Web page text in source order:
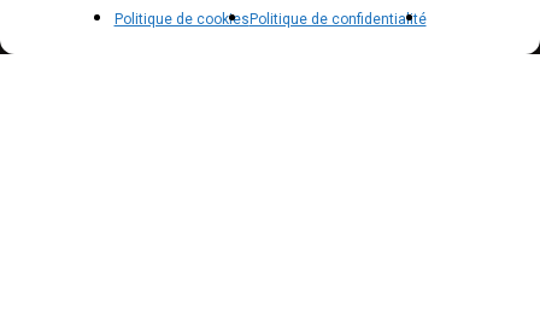
Politique de cookies Politique de confidentialité